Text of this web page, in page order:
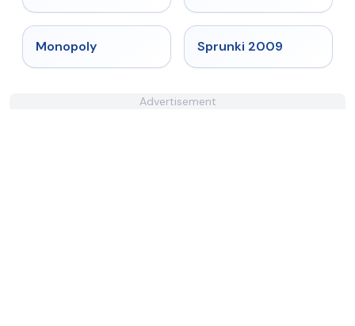
Monopoly Sprunki 2009
Advertisement